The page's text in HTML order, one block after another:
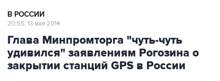
В РОССИИ
20:55, 13 мая 2014
Глава Минпромторга "чуть-чуть
удивился" заявлениям Рогозина о
закрытии станций GPS в России